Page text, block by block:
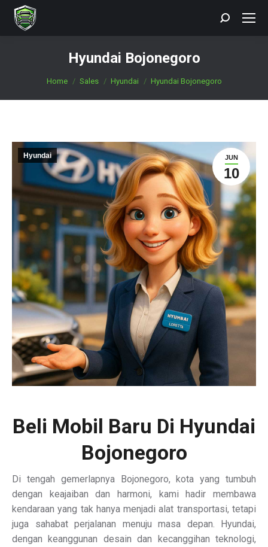
Search:
Hyundai Bojonegoro
You are here:
Home Sales Hyundai Hyundai Bojonegoro
JUN
10
Hyundai
Beli Mobil Baru Di Hyundai
Bojonegoro
Di tengah gemerlapnya Bojonegoro, kota yang tumbuh
dengan keajaiban dan harmoni, kami hadir membawa
kendaraan yang tak hanya menjadi alat transportasi, tetapi
juga sahabat perjalanan menuju masa depan. Hyundai,
dengan keanggunan desain dan kecanggihan teknologi,